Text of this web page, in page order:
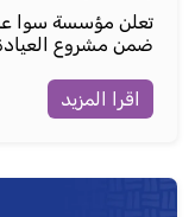
تعلن مؤسسة سوا
ضمن مشروع
اقرا المزيد